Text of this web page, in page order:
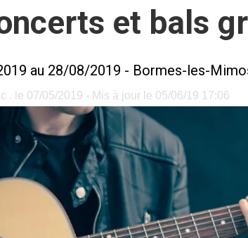
et bals
au 28/08/2019 - Bormes-les-
. le 07/05/2019 - Mis à jour le 05/06/19 17:06